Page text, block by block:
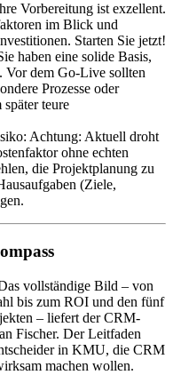
Vorbereitung ist exzellent.
im Blick und
Starten Sie jetzt!
haben eine solide Basis,
Vor dem Go-Live sollten
Prozesse oder
teure
Achtung: Aktuell droht
ohne echten
die Projektplanung zu
(Ziele,
vollständige Bild – von
bis zum ROI und den fünf
– liefert der CRM-
Fischer. Der Leitfaden
in KMU, die CRM
machen wollen.